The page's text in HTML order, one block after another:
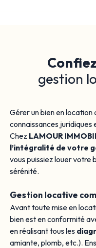
gestion
Gérer un bien en
connaissances juridiques
Chez LAMOUR
l’intégralité de votre
vous puissiez louer votre
sérénité.
Gestion locative
Avant toute mise en
bien est en conformité
en réalisant tous les
amiante, plomb, etc.).